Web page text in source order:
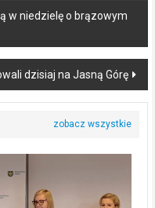
w niedzielę o brązowym
dzisiaj na Jasną Górę